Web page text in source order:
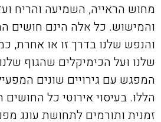
מחוש הראייה, השמיעה והריח
והמישוש. כל אלה הינם חושים
והנפש שלנו בדרך זו או אחרת,
שלנו ועל הכימיקלים שהגוף
המפגש עם גירויים שונים
הללו. בעיסוי אירוטי כל החושים
זמנית ותורמים לתחושת עונג